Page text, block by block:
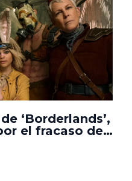
‘Borderlands’,
el fracaso de